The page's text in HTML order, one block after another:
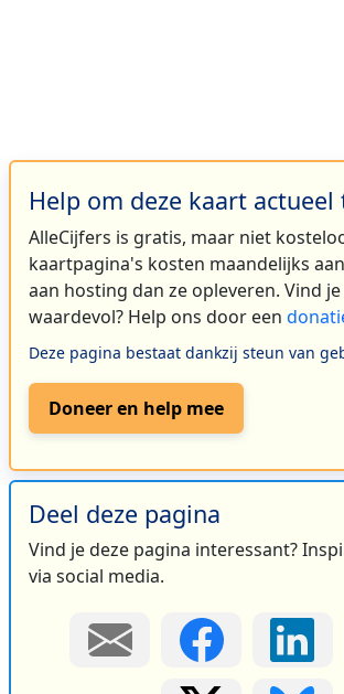
Help om deze kaart actueel
AlleCijfers is gratis, maar niet
kaartpagina's kosten maandelijks
aan hosting dan ze opleveren. Vind
waardevol? Help ons door een
Deze pagina bestaat dankzij steun van
Doneer en help mee
Deel deze pagina
Vind je deze pagina interessant?
via social media.